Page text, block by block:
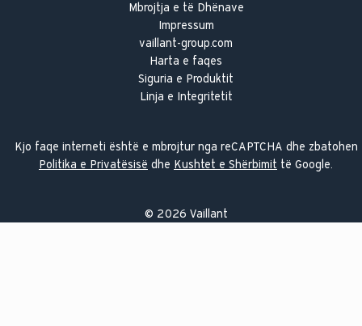
Mbrojtja e të Dhënave
Impressum
vaillant-group.com
Harta e faqes
Siguria e Produktit
Linja e Integritetit
Kjo faqe interneti është e mbrojtur nga reCAPTCHA dhe zbatohen
Politika e Privatësisë dhe Kushtet e Shërbimit të Google.
© 2026 Vaillant